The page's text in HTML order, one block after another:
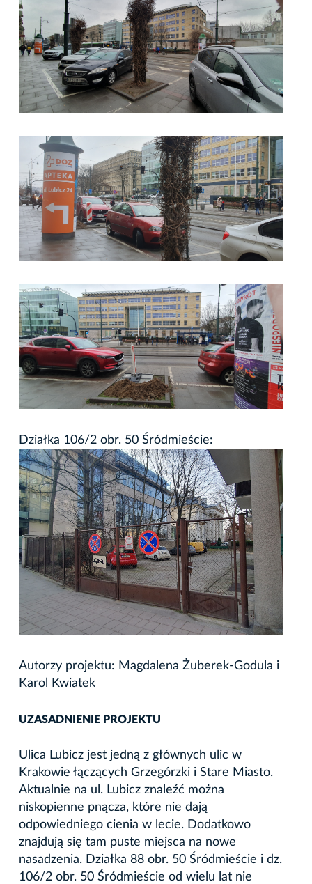
Działka 106/2 obr. 50 Śródmieście:
Autorzy projektu: Magdalena Żuberek-Godula i
Karol Kwiatek
UZASADNIENIE PROJEKTU
Ulica Lubicz jest jedną z głównych ulic w
Krakowie łączących Grzegórzki i Stare Miasto.
Aktualnie na ul. Lubicz znaleźć można
niskopienne pnącza, które nie dają
odpowiedniego cienia w lecie. Dodatkowo
znajdują się tam puste miejsca na nowe
nasadzenia. Działka 88 obr. 50 Śródmieście i dz.
106/2 obr. 50 Śródmieście od wielu lat nie